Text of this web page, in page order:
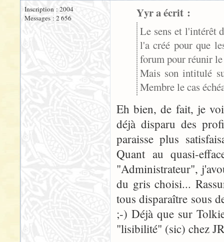
Inscription : 2004
Messages : 2 656
Yyr a écrit :
Le sens et l'intérêt
l'a créé pour que
forum pour réunir
Mais son intitulé
Membre le cas
Eh bien, de fait, je
déjà disparu des
paraisse plus
Quant au quasi-
"Administrateur",
du gris choisi...
tous disparaître sous
;-) Déjà que sur
"lisibilité" (sic) chez